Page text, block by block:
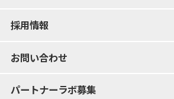
採用情報
お問い合わせ
パートナーラボ募集